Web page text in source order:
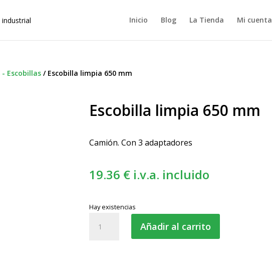
Inicio Blog La Tienda Mi cuenta
Escobillas / Escobilla limpia 650 mm
Escobilla limpia 650 mm
Camión. Con 3 adaptadores
19.36 € i.v.a. incluido
Hay existencias
limpia
Añadir al carrito